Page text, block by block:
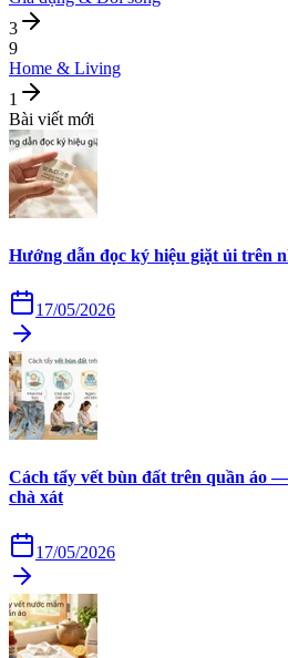
3
9
Home & Living
1
Bài viết mới
Hướng dẫn đọc ký hiệu giặt ủi trên
17/05/2026
Cách tẩy vết bùn đất trên quần áo
chà xát
17/05/2026